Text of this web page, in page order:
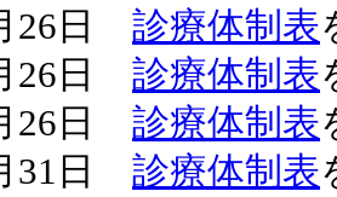
26日 診療体制表
26日 診療体制表
26日 診療体制表
31日 診療体制表